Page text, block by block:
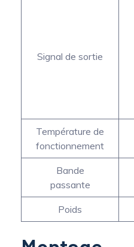
Signal de sortie
Température de
fonctionnement
Bande
passante
Poids